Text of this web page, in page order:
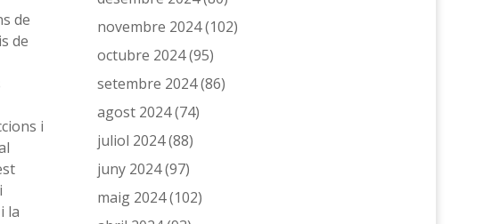
de
de
i
la
novembre 2024(102)
octubre 2024(95)
setembre 2024(86)
agost 2024(74)
juliol 2024(88)
juny 2024(97)
maig 2024(102)